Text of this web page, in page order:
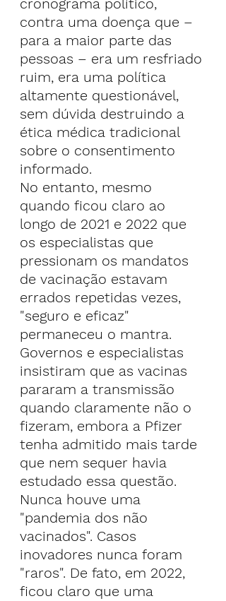
cronograma político,
contra uma doença que –
para a maior parte das
pessoas – era um resfriado
ruim, era uma política
altamente questionável,
sem dúvida destruindo a
ética médica tradicional
sobre o consentimento
informado.
No entanto, mesmo
quando ficou claro ao
longo de 2021 e 2022 que
os especialistas que
pressionam os mandatos
de vacinação estavam
errados repetidas vezes,
"seguro e eficaz"
permaneceu o mantra.
Governos e especialistas
insistiram que as vacinas
pararam a transmissão
quando claramente não o
fizeram, embora a Pfizer
tenha admitido mais tarde
que nem sequer havia
estudado essa questão.
Nunca houve uma
"pandemia dos não
vacinados". Casos
inovadores nunca foram
"raros". De fato, em 2022,
ficou claro que uma